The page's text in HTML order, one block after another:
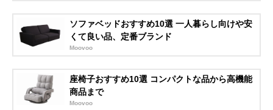
Celina コーナーソ
ファ g118026
感のあるコーナー
タイプ
さ58cm
lifesia ソファ 1人
Amazonで見る
DORIS カウチソ
ファ cozy 1P
脚が取り外せる便
約幅86×奥行60
ソファベッドおすすめ10選 一人暮らし向けや安
くて良い品、定番ブランド
Moovoo
座椅子おすすめ10選 コンパクトな品から高機能
商品まで
Moovoo